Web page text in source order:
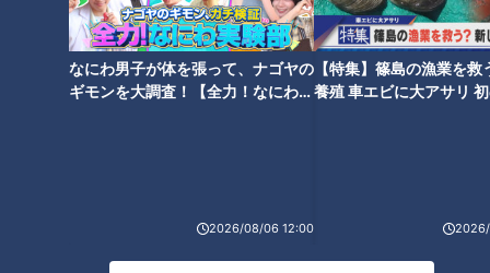
なにわ男子が体を張って、ナゴヤの
ギモンを大調査！【全力！なにわ実
2026/08/06 12:00
【特集】篠島の漁業を救
養殖 車エビに大アサリ
超弾力麺＆巨大とり天の手打ち
うどん/巨大＆サクあま！職人こ
肉厚！干物を選んで食べる大人
気店/亡きマスターの味を守る